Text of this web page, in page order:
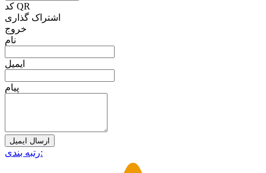
کد QR
اشتراک گذاری
خروج
نام
ایمیل
پیام
ارسال ایمیل
رتبه بندی: